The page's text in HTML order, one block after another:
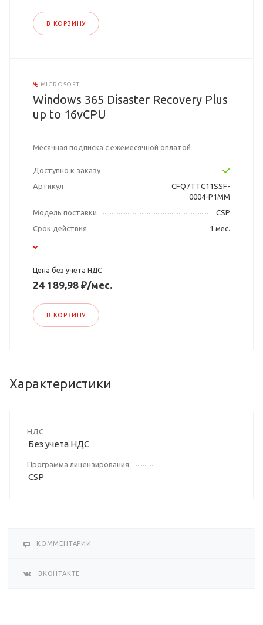
В КОРЗИНУ
MICROSOFT
Windows 365 Disaster Recovery Plus
up to 16vCPU
Месячная подписка с ежемесячной оплатой
Доступно к заказу
Артикул
CFQ7TTC11SSF-
0004-P1MM
Модель поставки
CSP
Срок действия
1 мес.
Цена без учета НДС
24 189,98 ₽/мес.
В КОРЗИНУ
Характеристики
НДС
Без учета НДС
Программа лицензирования
CSP
КОММЕНТАРИИ
ВКОНТАКТЕ